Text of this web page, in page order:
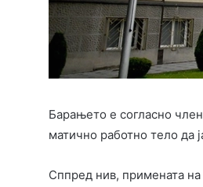
Барањето е согласно
матично работно тело да
Сппред нив, примената на